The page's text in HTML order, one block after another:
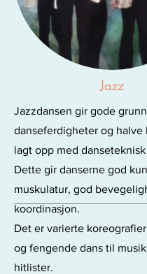
Jazz
Jazzdansen gir gode
danseferdigheter og halve
lagt opp med
Dette gir danserne god
muskulatur, god
koordinasjon.
Det er varierte
og fengende dans til
hitlister.